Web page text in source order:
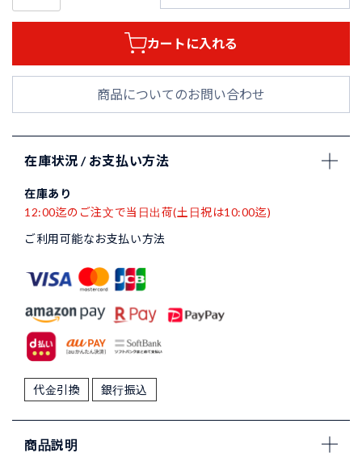
カートに入れる
商品についてのお問い合わせ
在庫状況 / お支払い方法
在庫あり
12:00迄のご注文で当日出荷(土日祝は10:00迄)
ご利用可能なお支払い方法
代金引換 銀行振込
商品説明